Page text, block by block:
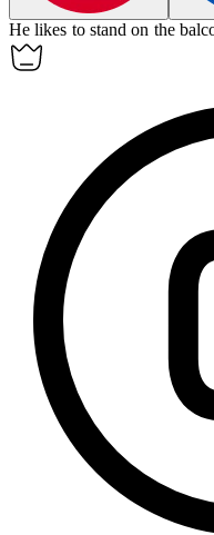
He likes to stand on the